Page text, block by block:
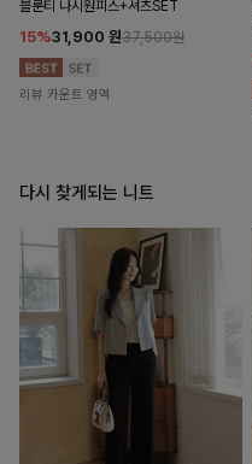
블룬티 나시원피스+셔츠SET
15%31,900 원37,500원
리뷰 카운트 영역
다시 찾게되는 니트